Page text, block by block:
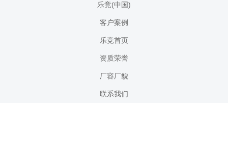
乐竞(中国)
客户案例
乐竞首页
资质荣誉
厂容厂貌
联系我们